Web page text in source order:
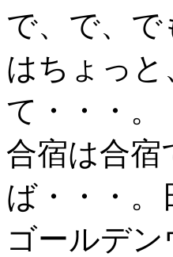
で、で、
はちょっ
て・・・。
合宿は合
ば・・・
ゴールデ